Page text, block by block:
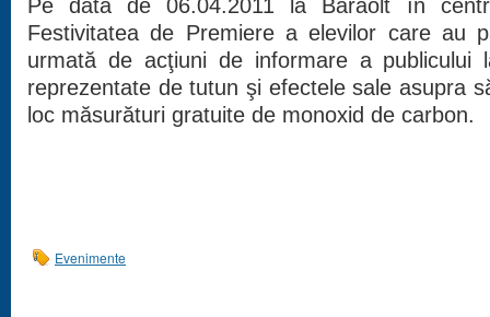
Pe data de 06.04.2011 la Baraolt în
Festivitatea de Premiere a elevilor care au
urmată de acţiuni de informare a publicului
reprezentate de tutun şi efectele sale asupra
loc măsurături gratuite de monoxid de carbon.
Evenimente